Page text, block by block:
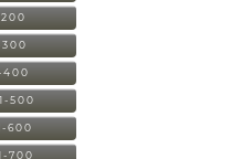
300
400
500
600
700